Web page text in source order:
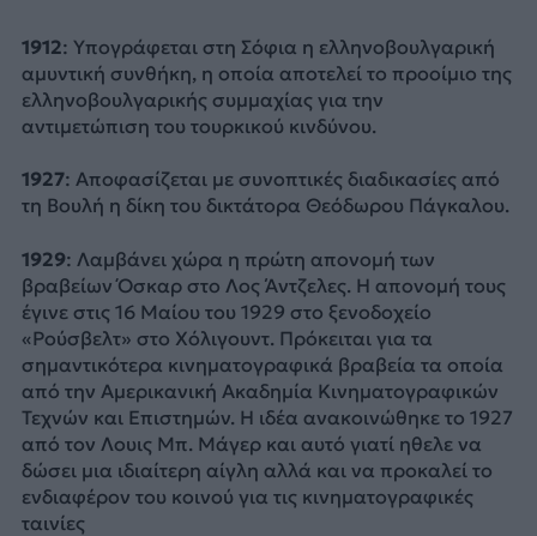
1912: Υπογράφεται στη Σόφια η ελληνοβουλγαρική
αμυντική συνθήκη, η οποία αποτελεί το προοίμιο της
ελληνοβουλγαρικής συμμαχίας για την
αντιμετώπιση του τουρκικού κινδύνου.
1927: Αποφασίζεται με συνοπτικές διαδικασίες από
τη Βουλή η δίκη του δικτάτορα Θεόδωρου Πάγκαλου.
1929: Λαμβάνει χώρα η πρώτη απονομή των
βραβείων Όσκαρ στο Λος Άντζελες. Η απονομή τους
έγινε στις 16 Μαίου του 1929 στο ξενοδοχείο
«Ρούσβελτ» στο Χόλιγουντ. Πρόκειται για τα
σημαντικότερα κινηματογραφικά βραβεία τα οποία
από την Αμερικανική Ακαδημία Κινηματογραφικών
Τεχνών και Επιστημών. Η ιδέα ανακοινώθηκε το 1927
από τον Λουις Μπ. Μάγερ και αυτό γιατί ηθελε να
δώσει μια ιδιαίτερη αίγλη αλλά και να προκαλεί το
ενδιαφέρον του κοινού για τις κινηματογραφικές
ταινίες